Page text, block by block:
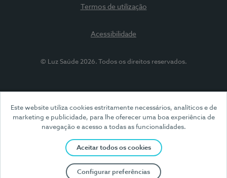
Este website utiliza cookies estritamente necessários, analíticos e de
marketing e publicidade, para lhe oferecer uma boa experiência de
navegação e acesso a todas as funcionalidades.
Aceitar todos os cookies
Configurar preferências
Termos de utilização
Acessibilidade
© Luz Saúde 2026. Todos os direitos reservados.